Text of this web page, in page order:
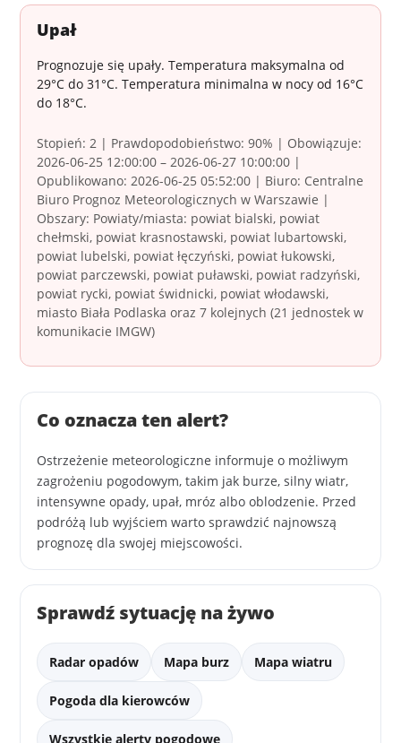
Upał
Prognozuje się upały. Temperatura maksymalna od
29°C do 31°C. Temperatura minimalna w nocy od 16°C
do 18°C.
Stopień: 2 | Prawdopodobieństwo: 90% | Obowiązuje:
2026-06-25 12:00:00 – 2026-06-27 10:00:00 |
Opublikowano: 2026-06-25 05:52:00 | Biuro: Centralne
Biuro Prognoz Meteorologicznych w Warszawie |
Obszary: Powiaty/miasta: powiat bialski, powiat
chełmski, powiat krasnostawski, powiat lubartowski,
powiat lubelski, powiat łęczyński, powiat łukowski,
powiat parczewski, powiat puławski, powiat radzyński,
powiat rycki, powiat świdnicki, powiat włodawski,
miasto Biała Podlaska oraz 7 kolejnych (21 jednostek w
komunikacie IMGW)
Co oznacza ten alert?
Ostrzeżenie meteorologiczne informuje o możliwym
zagrożeniu pogodowym, takim jak burze, silny wiatr,
intensywne opady, upał, mróz albo oblodzenie. Przed
podróżą lub wyjściem warto sprawdzić najnowszą
prognozę dla swojej miejscowości.
Sprawdź sytuację na żywo
Radar opadów Mapa burz Mapa wiatru
Pogoda dla kierowców
Wszystkie alerty pogodowe